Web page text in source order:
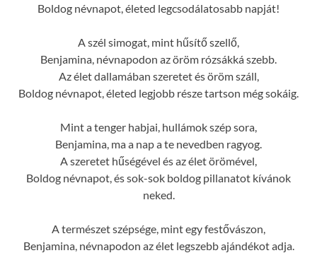
Boldog névnapot, életed legcsodálatosabb napját!
A szél simogat, mint hűsítő szellő,
Benjamina, névnapodon az öröm rózsákká szebb.
Az élet dallamában szeretet és öröm száll,
Boldog névnapot, életed legjobb része tartson még sokáig.
Mint a tenger habjai, hullámok szép sora,
Benjamina, ma a nap a te nevedben ragyog.
A szeretet hűségével és az élet örömével,
Boldog névnapot, és sok-sok boldog pillanatot kívánok
neked.
A természet szépsége, mint egy festővászon,
Benjamina, névnapodon az élet legszebb ajándékot adja.